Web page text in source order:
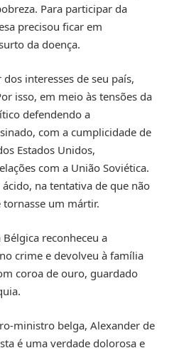
Para participar da
precisou ficar em
da doença.
interesses de seu país,
isso, em meio às tensões da
defendendo a
com a cumplicidade de
Estados Unidos,
com a União Soviética.
na tentativa de que não
um mártir.
reconheceu a
crime e devolveu à família
coroa de ouro, guardado
ministro belga, Alexander de
é uma verdade dolorosa e